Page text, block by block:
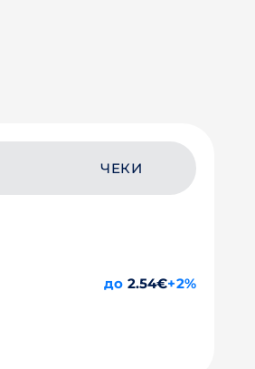
ЧЕКИ
до 2.54€+2%